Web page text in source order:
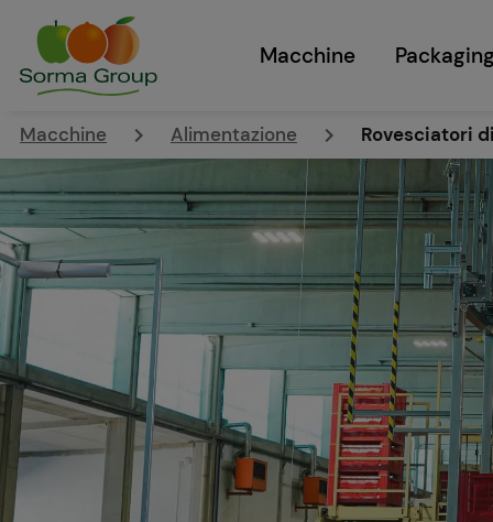
Macchine Packaging
Macchine keyboard_arrow_right Alimentazione keyboard_arrow_right Rovesciatori